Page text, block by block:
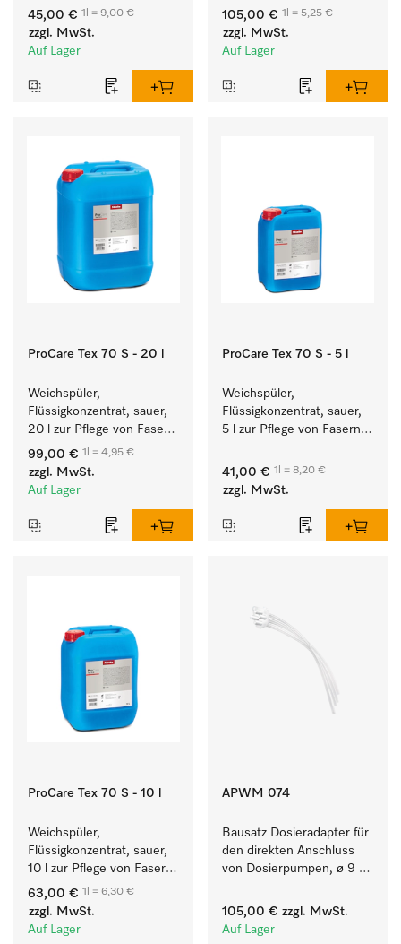
Entfernung von
hartnäckigen Flecken.
45,00 € 1l = 9,00 €
zzgl. MwSt.
Auf Lager
Entfernung von
hartnäckigen Flecken.
105,00 € 1l = 5,25 €
zzgl. MwSt.
Auf Lager
ProCare Tex 70 S - 20 l
Weichspüler,
Flüssigkonzentrat, sauer,
20 l zur Pflege von Fasern
für eine langfristige
Geschmeidigkeit der
Textilien.
99,00 € 1l = 4,95 €
zzgl. MwSt.
Auf Lager
ProCare Tex 70 S - 5 l
Weichspüler,
Flüssigkonzentrat, sauer,
5 l zur Pflege von Fasern
Geschmeidigkeit der
Textilien.
41,00 € 1l = 8,20 €
zzgl. MwSt.
ProCare Tex 70 S - 10 l
Weichspüler,
Flüssigkonzentrat, sauer,
10 l zur Pflege von Fasern
für eine langfristige
Geschmeidigkeit der
Textilien.
63,00 € 1l = 6,30 €
zzgl. MwSt.
Auf Lager
APWM 074
Bausatz Dosieradapter für
den direkten Anschluss
von Dosierpumpen, ø 9
Füllmenge.
105,00 € zzgl. MwSt.
Auf Lager